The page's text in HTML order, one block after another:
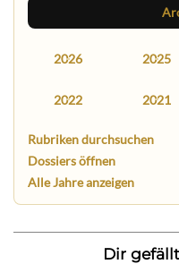
2026 2025
2022 2021
Rubriken durchsuchen
Dossiers öffnen
Alle Jahre anzeigen
Dir